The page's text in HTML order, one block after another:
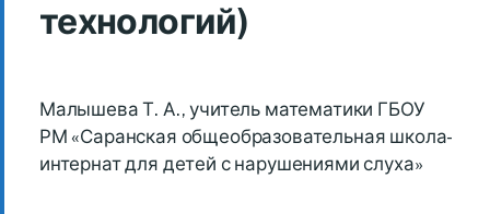
технологий)
Малышева Т. А., учитель математики ГБОУ
РМ «Саранская общеобразовательная школа-
интернат для детей с нарушениями слуха»